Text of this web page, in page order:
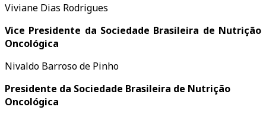
Viviane Dias Rodrigues
Vice Presidente da Sociedade Brasileira de Nutrição
Oncológica
Nivaldo Barroso de Pinho
Presidente da Sociedade Brasileira de Nutrição
Oncológica